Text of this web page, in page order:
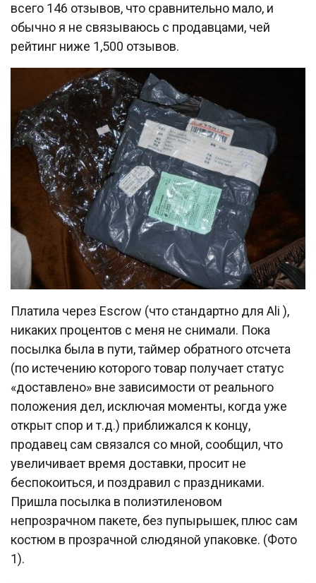
всего 146 отзывов, что сравнительно мало, и
обычно я не связываюсь с продавцами, чей
рейтинг ниже 1,500 отзывов.
Платила через Escrow (что стандартно для Ali ),
никаких процентов с меня не снимали. Пока
посылка была в пути, таймер обратного отсчета
(по истечению которого товар получает статус
«доставлено» вне зависимости от реального
положения дел, исключая моменты, когда уже
открыт спор и т.д.) приближался к концу,
продавец сам связался со мной, сообщил, что
увеличивает время доставки, просит не
беспокоиться, и поздравил с праздниками.
Пришла посылка в полиэтиленовом
непрозрачном пакете, без пупырышек, плюс сам
костюм в прозрачной слюдяной упаковке. (Фото
1).